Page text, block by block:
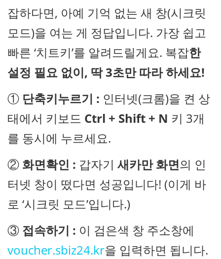
잡하다면, 아예 기억 없는 새 창(시크릿
모드)을 여는 게 정답입니다. 가장 쉽고
빠른 ‘치트키’를 알려드릴게요. 복잡한
설정 필요 없이, 딱 3초만 따라 하세요!
① 단축키누르기 : 인터넷(크롬)을 켠 상
태에서 키보드 Ctrl + Shift + N 키 3개
를 동시에 누르세요.
② 화면확인 : 갑자기 새카만 화면의 인
터넷 창이 떴다면 성공입니다! (이게 바
로 ‘시크릿 모드’입니다.)
③ 접속하기 : 이 검은색 창 주소창에
voucher.sbiz24.kr을 입력하면 됩니다.